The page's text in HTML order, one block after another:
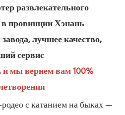
развлекательного
провинции Хэнань
лучшее качество,
сервис
мы вернем вам 100%